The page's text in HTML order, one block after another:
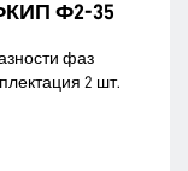
Ф2-35
фаз
2 шт.